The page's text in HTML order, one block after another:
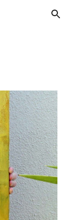
Skip to navigation